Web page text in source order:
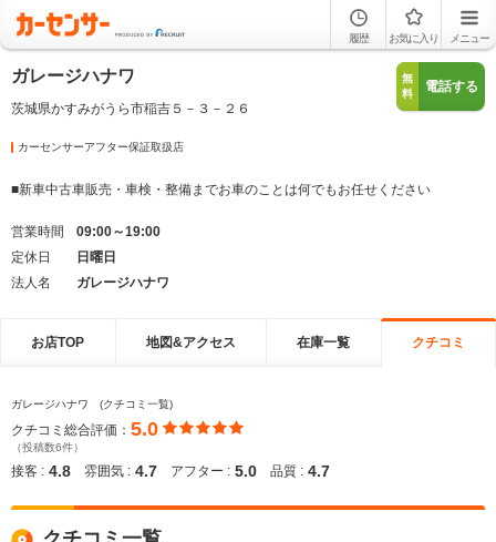
履歴 お気に入り メニュー
ガレージハナワ
茨城県かすみがうら市稲吉５－３－２６
無
料
電話する
カーセンサーアフター保証取扱店
■新車中古車販売・車検・整備までお車のことは何でもお任せください
営業時間
09:00～19:00
定休日
日曜日
法人名
ガレージハナワ
お店TOP 地図&アクセス 在庫一覧 クチコミ
ガレージハナワ (クチコミ一覧)
クチコミ総合評価： 5.0
（投稿数6件）
接客 : 4.8 雰囲気 : 4.7 アフター : 5.0 品質 : 4.7